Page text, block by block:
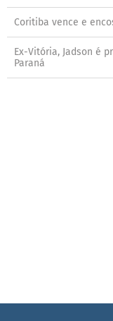
Coritiba vence e
Ex-Vitória, Jadson é
Paraná